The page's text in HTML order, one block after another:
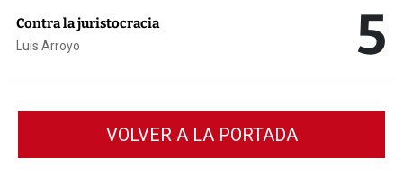
Contra la juristocracia
Luis Arroyo 5
VOLVER A LA PORTADA